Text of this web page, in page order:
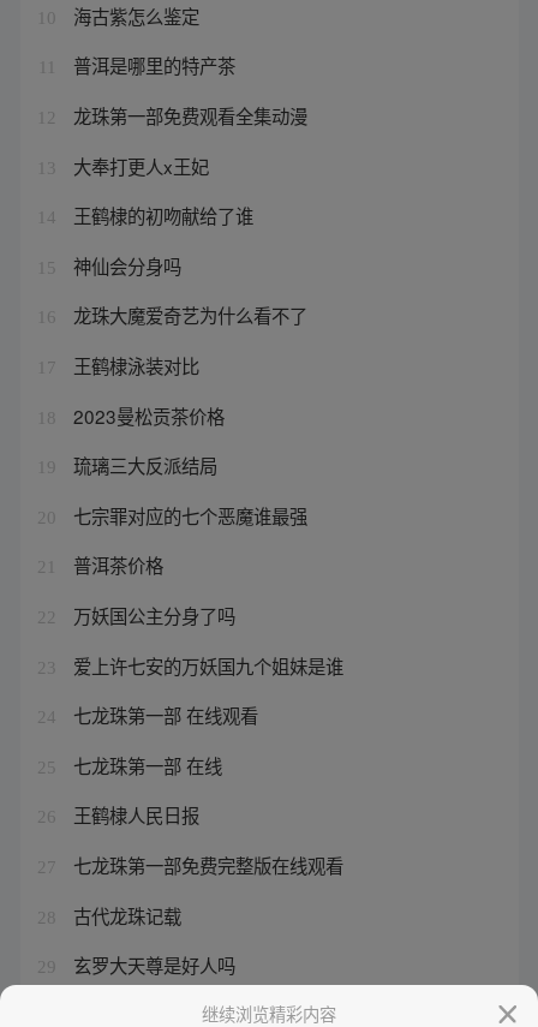
10 海古紫怎么鉴定
普洱是哪里的特产茶
12 龙珠第一部免费观看全集动漫
13 大奉打更人x王妃
14 王鹤棣的初吻献给了谁
15 神仙会分身吗
16 龙珠大魔爱奇艺为什么看不了
17 王鹤棣泳装对比
18 2023曼松贡茶价格
19 琉璃三大反派结局
20 七宗罪对应的七个恶魔谁最强
21 普洱茶价格
22 万妖国公主分身了吗
23 爱上许七安的万妖国九个姐妹是谁
24 七龙珠第一部 在线观看
25 七龙珠第一部 在线
26 王鹤棣人民日报
27 七龙珠第一部免费完整版在线观看
28 古代龙珠记载
29 玄罗大天尊是好人吗
道界天下道尊结局是he吗
继续浏览精彩内容